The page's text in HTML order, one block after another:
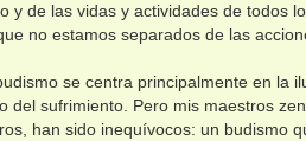
y de las vidas y actividades de todos
no estamos separados de las
se centra principalmente en la
del sufrimiento. Pero mis maestros
han sido inequívocos: un budismo